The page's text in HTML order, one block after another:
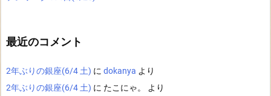
最近のコメント
2年ぶりの銀座(6/4 土) に dokanya より
2年ぶりの銀座(6/4 土) に たこにゃ。
より